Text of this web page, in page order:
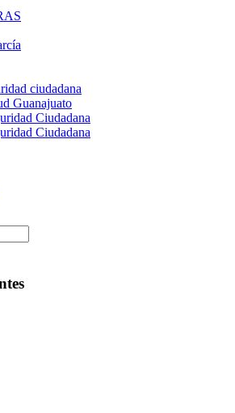
ciudadana
Guanajuato
Ciudadana
Ciudadana